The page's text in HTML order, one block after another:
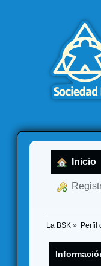
Inicio
La BSK » Perfil